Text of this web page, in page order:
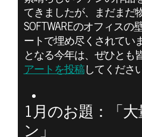
『
ァンア
稿しま
1月のお
てきましたが、まだまだ
SOFTWAREのオフィスの
ートで埋め尽くされてい
となる今年は、ぜひとも
アートを投稿してください
1月のお題：「
ン」